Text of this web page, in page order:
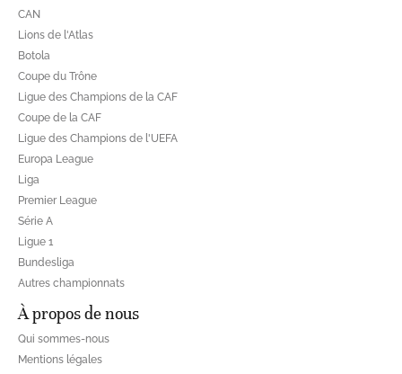
CAN
Lions de l'Atlas
Botola
Coupe du Trône
Ligue des Champions de la CAF
Coupe de la CAF
Ligue des Champions de l'UEFA
Europa League
Liga
Premier League
Série A
Ligue 1
Bundesliga
Autres championnats
À propos de nous
Qui sommes-nous
Mentions légales